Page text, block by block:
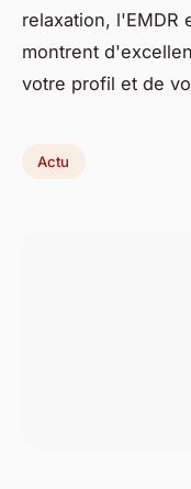
relaxation, l'EMDR
montrent
votre profil et de
Actu